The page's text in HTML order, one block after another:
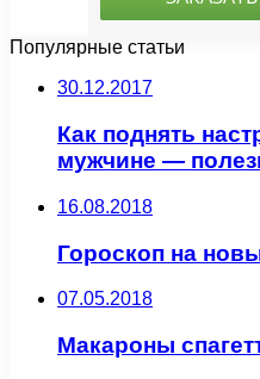
Популярные статьи
30.12.2017
Как поднять
мужчине —
16.08.2018
Гороскоп на
07.05.2018
Макароны